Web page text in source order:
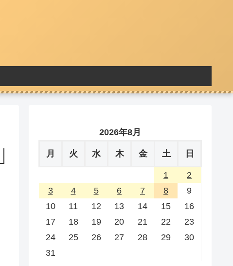
2026年8月
月 火 水 木 金 土 日
1
2
3
4 5 6 7 8
9
10
11 12 13 14 15
16
17
18 19 20 21 22
23
24
25 26 27 28 29
30
31